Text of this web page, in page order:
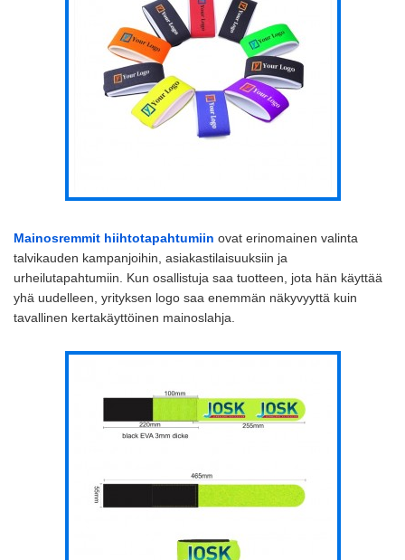
Mainosremmit hiihtotapahtumiin ovat erinomainen valinta
talvikauden kampanjoihin, asiakastilaisuuksiin ja
urheilutapahtumiin. Kun osallistuja saa tuotteen, jota hän käyttää
yhä uudelleen, yrityksen logo saa enemmän näkyvyyttä kuin
tavallinen kertakäyttöinen mainoslahja.